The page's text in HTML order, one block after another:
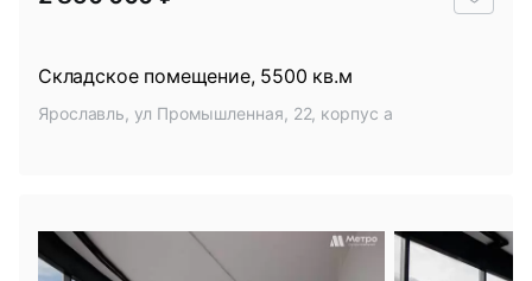
Складское помещение, 5500 кв.м
Ярославль, ул Промышленная, 22, корпус а